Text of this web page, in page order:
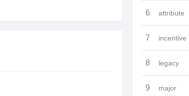
6 attribute
7 incentive
8 legacy
9 major